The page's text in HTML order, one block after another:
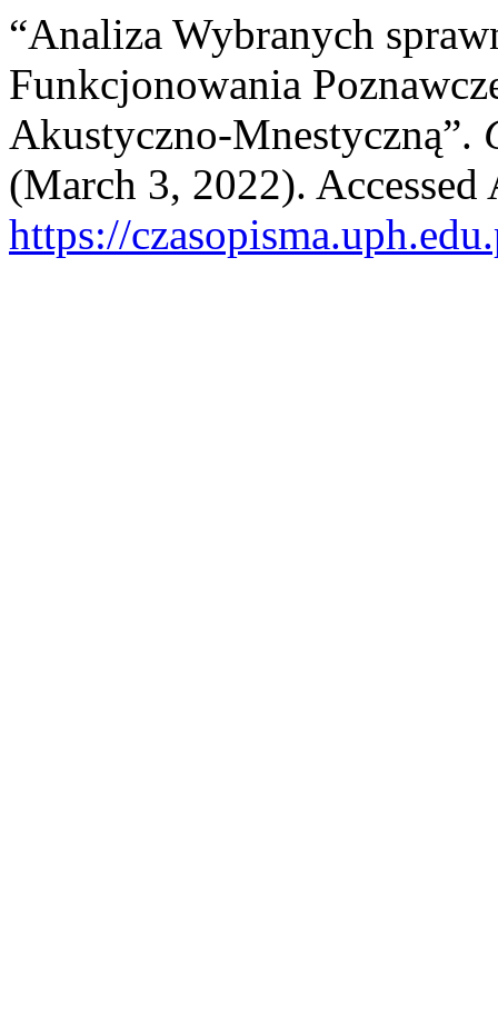
“Analiza Wybranych
Funkcjonowania
Akustyczno-Mnestyczną”.
(March 3, 2022). Accessed
https://